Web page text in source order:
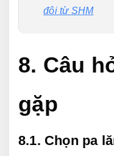
đôi từ SHM
8. Câu
gặp
8.1. Chọn pa